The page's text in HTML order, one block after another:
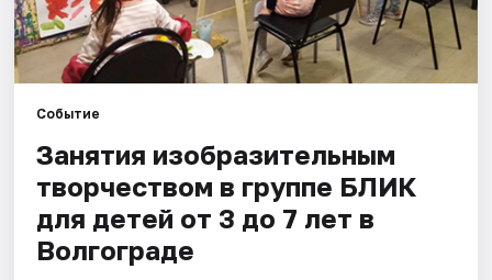
Спорт
События
Города
Площадки
Артисты
Событие
Занятия изобразительным
творчеством в группе БЛИК
для детей от 3 до 7 лет в
Волгограде